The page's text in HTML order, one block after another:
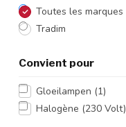
Toutes les marques
Tradim
Convient pour
Gloeilampen (1)
Halogène (230 Volt)